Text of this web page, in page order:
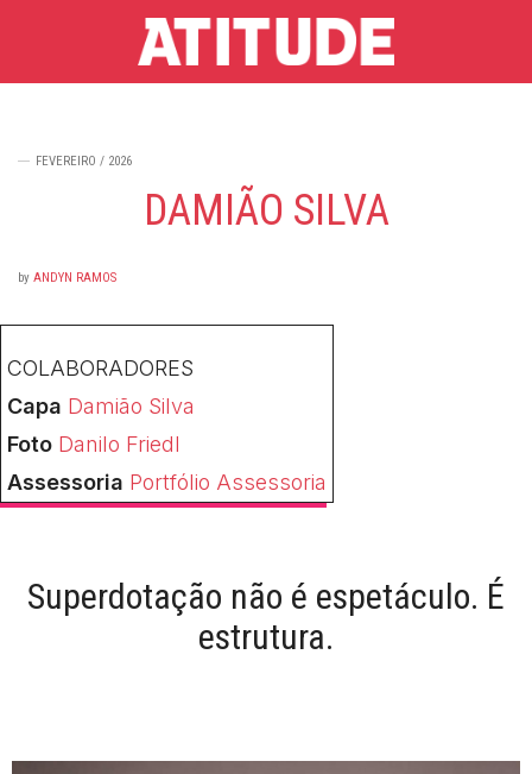
FEVEREIRO / 2026
DAMIÃO SILVA
by ANDYN RAMOS
COLABORADORES
Capa Damião Silva
Foto Danilo Friedl
Assessoria Portfólio Assessoria
Superdotação não é espetáculo. É
estrutura.